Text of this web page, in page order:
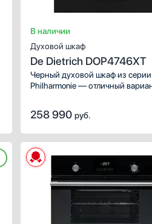
В наличии
Духовой шкаф
De Dietrich DOP4746XT
Черный духовой шкаф из серии
Philharmonie — отличный
с удобным управлением
258 990 руб.